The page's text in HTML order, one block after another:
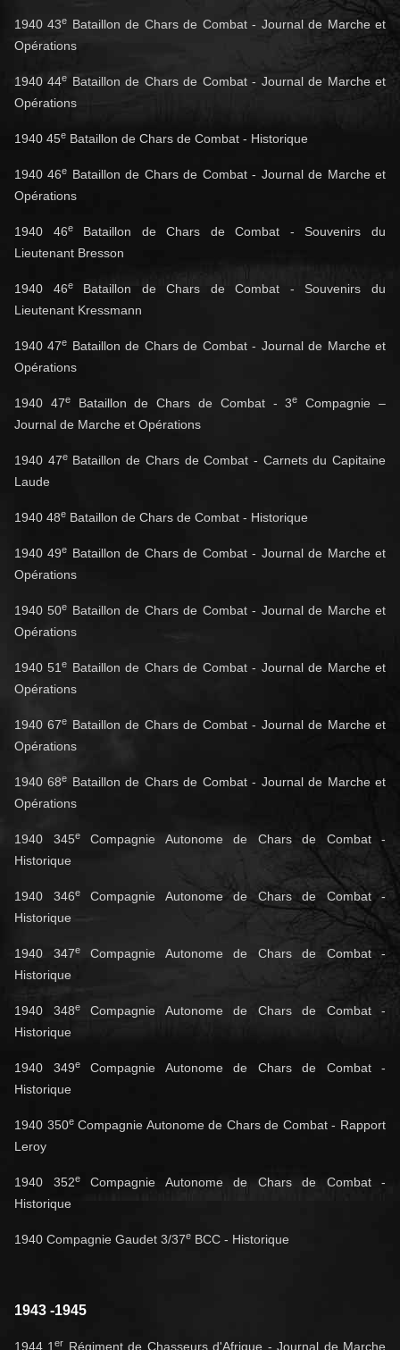
1940 43e Bataillon de Chars de Combat - Journal de Marche et
Opérations
1940 44e Bataillon de Chars de Combat - Journal de Marche et
Opérations
1940 45e Bataillon de Chars de Combat - Historique
1940 46e Bataillon de Chars de Combat - Journal de Marche et
Opérations
1940 46eBataillon de Chars de Combat - Souvenirs du
Lieutenant Bresson
1940 46eBataillon de Chars de Combat - Souvenirs du
Lieutenant Kressmann
1940 47e Bataillon de Chars de Combat - Journal de Marche et
Opérations
1940 47eBataillon de Chars de Combat - 3e
Compagnie –
Journal de Marche et Opérations
1940 47eBataillon de Chars de Combat - Carnets du Capitaine
Laude
1940 48e Bataillon de Chars de Combat - Historique
1940 49e Bataillon de Chars de Combat - Journal de Marche et
Opérations
1940 50e Bataillon de Chars de Combat - Journal de Marche et
Opérations
1940 51e Bataillon de Chars de Combat - Journal de Marche et
Opérations
1940 67e Bataillon de Chars de Combat - Journal de Marche et
Opérations
1940 68e Bataillon de Chars de Combat - Journal de Marche et
Opérations
1940 345eCompagnie Autonome de Chars de Combat -
Historique
1940 346eCompagnie Autonome de Chars de Combat -
Historique
1940 347eCompagnie Autonome de Chars de Combat -
Historique
1940 348eCompagnie Autonome de Chars de Combat -
Historique
1940 349eCompagnie Autonome de Chars de Combat -
Historique
1940 350eCompagnie Autonome de Chars de Combat - Rapport
Leroy
1940 352eCompagnie Autonome de Chars de Combat -
Historique
1940 Compagnie Gaudet 3/37e BCC - Historique
1943 -1945
1944 1er Régiment de Chasseurs d'Afrique - Journal de Marche